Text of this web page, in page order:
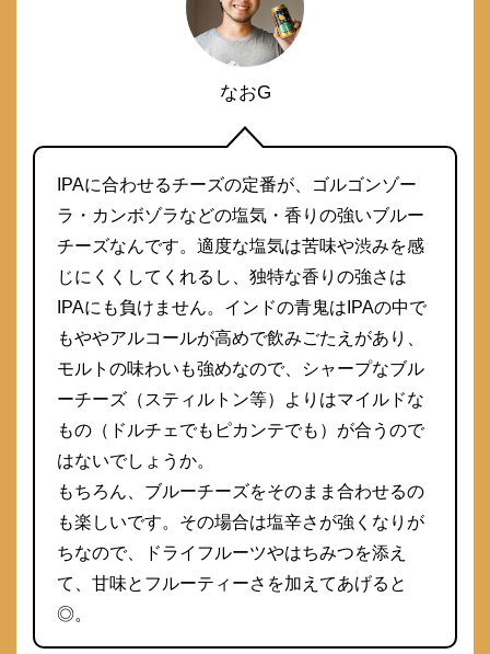
なおG
IPAに合わせるチーズの定番が、ゴルゴンゾー
ラ・カンボゾラなどの塩気・香りの強いブルー
チーズなんです。適度な塩気は苦味や渋みを感
じにくくしてくれるし、独特な香りの強さは
IPAにも負けません。インドの青鬼はIPAの中で
もややアルコールが高めで飲みごたえがあり、
モルトの味わいも強めなので、シャープなブル
ーチーズ（スティルトン等）よりはマイルドな
もの（ドルチェでもピカンテでも）が合うので
はないでしょうか。
もちろん、ブルーチーズをそのまま合わせるの
も楽しいです。その場合は塩辛さが強くなりが
ちなので、ドライフルーツやはちみつを添え
て、甘味とフルーティーさを加えてあげると
◎。